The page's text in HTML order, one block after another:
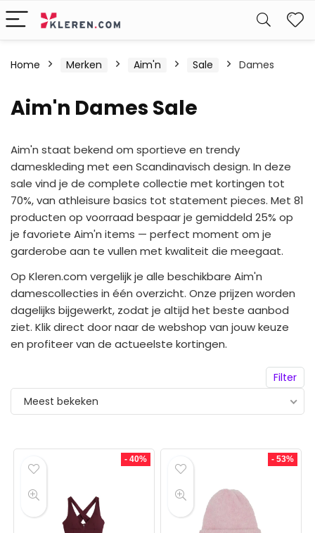
Home Merken Aim'n Sale Dames
Aim'n Dames Sale
Aim'n staat bekend om sportieve en trendy
dameskleding met een Scandinavisch design. In deze
sale vind je de complete collectie met kortingen tot
70%, van athleisure basics tot statement pieces. Met 81
producten op voorraad bespaar je gemiddeld 25% op
je favoriete Aim'n items — perfect moment om je
garderobe aan te vullen met kwaliteit die meegaat.
Op Kleren.com vergelijk je alle beschikbare Aim'n
damescollecties in één overzicht. Onze prijzen worden
dagelijks bijgewerkt, zodat je altijd het beste aanbod
ziet. Klik direct door naar de webshop van jouw keuze
en profiteer van de actueelste kortingen.
Filter
Meest bekeken
- 40% - 53%